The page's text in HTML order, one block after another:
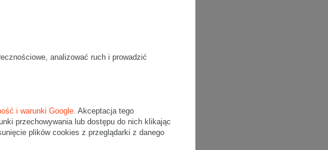
kuriera paletowego.
analizować ruch i prowadzić
i warunki Google. Akceptacja tego
przechowywania lub dostępu do nich klikając
plików cookies z przeglądarki z danego